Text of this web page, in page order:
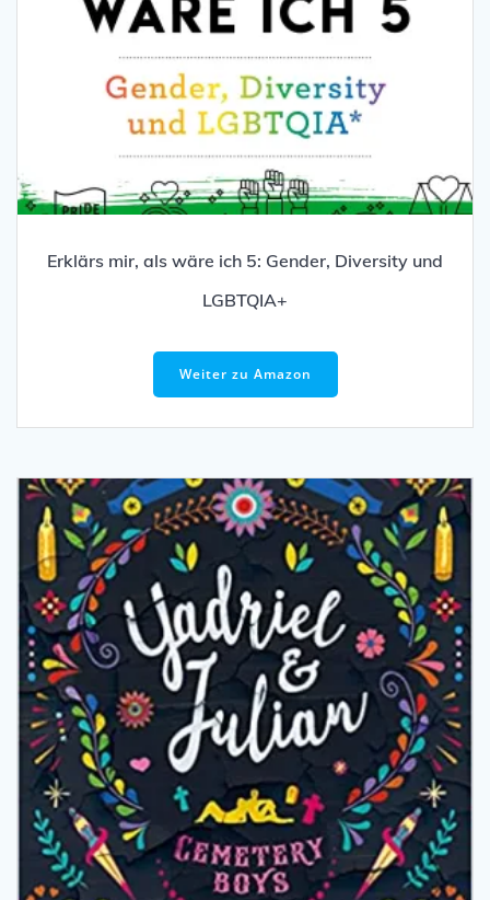
Erklärs mir, als wäre ich 5: Gender, Diversity und
LGBTQIA+
Weiter zu Amazon